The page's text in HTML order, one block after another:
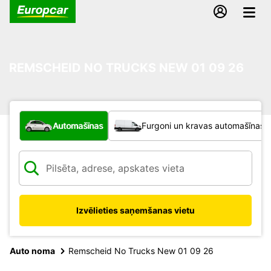
Kāda veida transportlīdzeklis?
Automašīnas Furgoni un kravas automašīnas
Izvēlieties saņemšanas vietu
Auto noma Remscheid No Trucks New 01 09 26